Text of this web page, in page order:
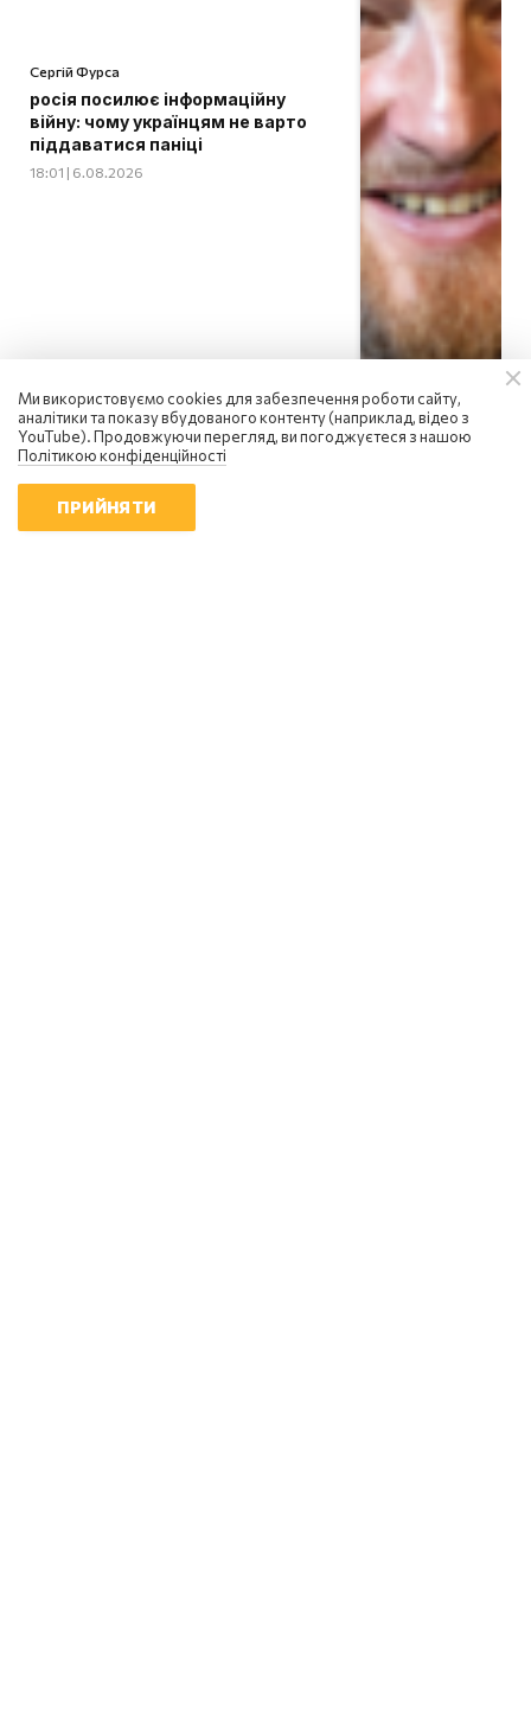
Сергій Фурса
росія посилює інформаційну
війну: чому українцям не варто
піддаватися паніці
18:01 | 6.08.2026
Ми використовуємо cookies для забезпечення роботи сайту,
аналітики та показу вбудованого контенту (наприклад, відео з
YouTube). Продовжуючи перегляд, ви погоджуєтеся з нашою
Політикою конфіденційності
ПРИЙНЯТИ